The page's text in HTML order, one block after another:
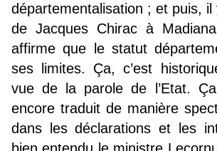
départementalisation ; et puis, il
de Jacques Chirac à
affirme que le statut
ses limites. Ça, c’est
vue de la parole de l’Etat.
encore traduit de manière
dans les déclarations et les